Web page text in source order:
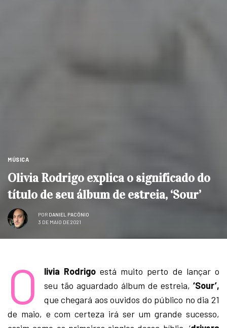
MÚSICA
Olivia Rodrigo explica o significado do
título de seu álbum de estreia, ‘Sour’
POR DANIEL PACÔNIO
3 DE MAIO DE 2021
O livia Rodrigoestá muito perto de lançar o
seu tão aguardado álbum de estreia, ‘Sour’,
que chegará aos ouvidos do público no dia 21
de maio, e com certeza irá ser um grande sucesso,